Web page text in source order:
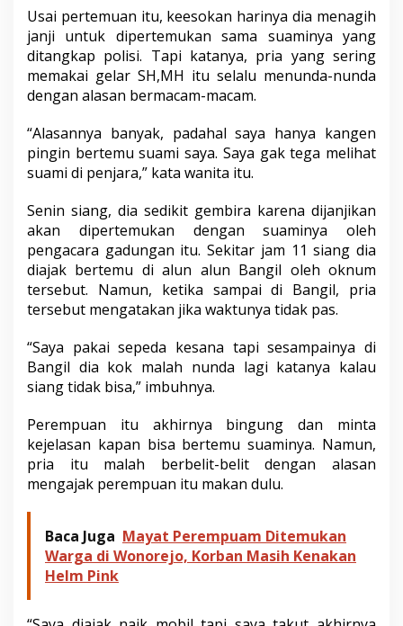
y
a
n
D
i
t
n
g
a
p
P
o
l
i
s
i
Usai pertemuan itu, keesokan harinya dia menagih
janji untuk dipertemukan sama suaminya yang
ditangkap polisi. Tapi katanya, pria yang sering
memakai gelar SH,MH itu selalu menunda-nunda
dengan alasan bermacam-macam.
“Alasannya banyak, padahal saya hanya kangen
pingin bertemu suami saya. Saya gak tega melihat
suami di penjara,” kata wanita itu.
Senin siang, dia sedikit gembira karena dijanjikan
akan dipertemukan dengan suaminya oleh
pengacara gadungan itu. Sekitar jam 11 siang dia
diajak bertemu di alun alun Bangil oleh oknum
tersebut. Namun, ketika sampai di Bangil, pria
tersebut mengatakan jika waktunya tidak pas.
“Saya pakai sepeda kesana tapi sesampainya di
Bangil dia kok malah nunda lagi katanya kalau
siang tidak bisa,” imbuhnya.
Perempuan itu akhirnya bingung dan minta
kejelasan kapan bisa bertemu suaminya. Namun,
pria itu malah berbelit-belit dengan alasan
mengajak perempuan itu makan dulu.
Baca Juga Mayat Perempuam Ditemukan
Warga di Wonorejo, Korban Masih Kenakan
Helm Pink